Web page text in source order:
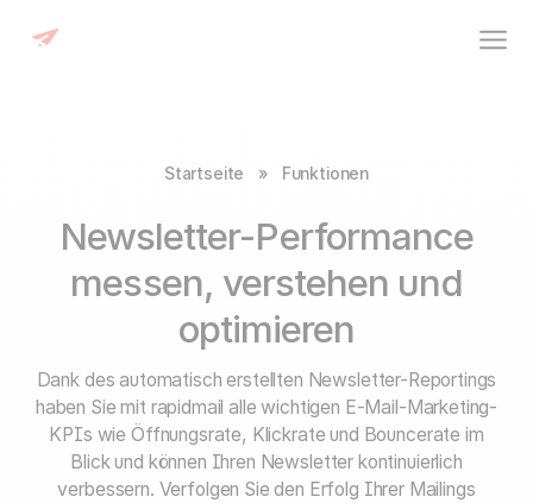
Startseite » Funktionen
Newsletter-Performance
messen, verstehen und
optimieren
Dank des automatisch erstellten Newsletter-Reportings
haben Sie mit rapidmail alle wichtigen E-Mail-Marketing-
KPIs wie Öffnungsrate, Klickrate und Bouncerate im
Blick und können Ihren Newsletter kontinuierlich
verbessern. Verfolgen Sie den Erfolg Ihrer Mailings